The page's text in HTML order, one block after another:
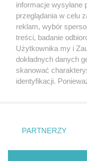
Nie zapomnij
zapoznać się z:
polityką
Twojemiasto
Piekary Śląskie
Chorzów
Tarnowskie Góry
Gliwice
informacje
przeglądania w celu
reklam, wybór
treści, badanie
Użytkownika my i
dokładnych danych
skanować
identyfikacji.
prywatności
. Niektóre
zgody użytkownika,
takiemu
PARTNERZY